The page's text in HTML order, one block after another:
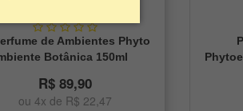
de Ambientes Phyto
Botânica 150ml
R$ 89,90
ou 4x de R$ 22,47